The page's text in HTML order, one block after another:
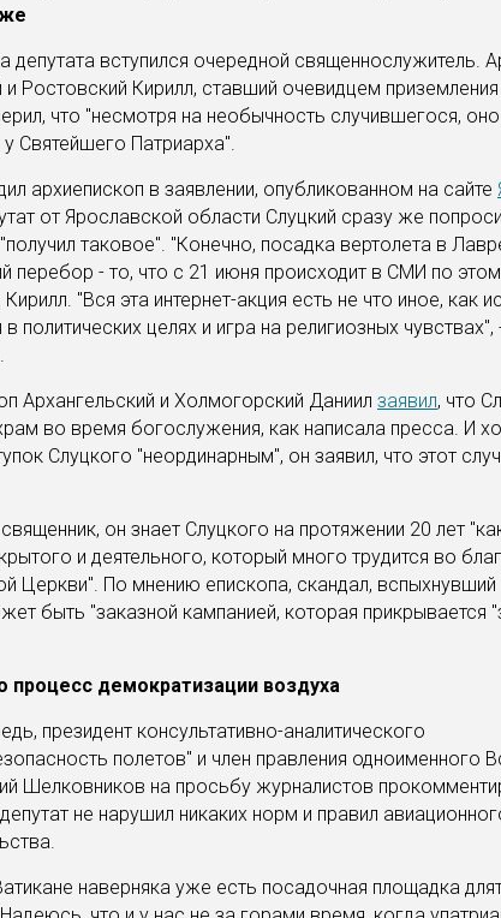
депутата вступился очередной священнослужитель.
и Ростовский Кирилл, ставший очевидцем
что "несмотря на необычность случившегося,
у Святейшего Патриарха".
архиепископ в заявлении, опубликованном на сайте
от Ярославской области Слуцкий сразу же
таковое". "Конечно, посадка вертолета в
перебор - то, что с 21 июня происходит в СМИ по
Кирилл. "Вся эта интернет-акция есть не что иное, как
политических целях и игра на религиозных чувствах",
Архангельский и Холмогорский Даниил заявил, что
во время богослужения, как написала пресса. И
Слуцкого "неординарным", он заявил, что этот
он знает Слуцкого на протяжении 20 лет
и деятельного, который много трудится во
Церкви". По мнению епископа, скандал, вспыхнувший
быть "заказной кампанией, которая прикрывается
процесс демократизации воздуха
президент консультативно-аналитического
полетов" и член правления одноименного
Шелковников на просьбу журналистов
не нарушил никаких норм и правил
наверняка уже есть посадочная площадка